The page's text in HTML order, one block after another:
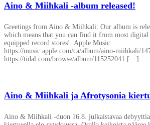
Aino & Miihkali -album released!
Greetings from Aino & Miihkali: Our album is
which means that you can find it from most
equipped record stores! Apple Music:
https://music.apple.com/ca/album/aino-miihkali/
https://tidal.com/browse/album/115252041 […]
Aino & Miihkali ja Afrotysonia
Aino & Miihkali -duon 16.8. julkaistavaa